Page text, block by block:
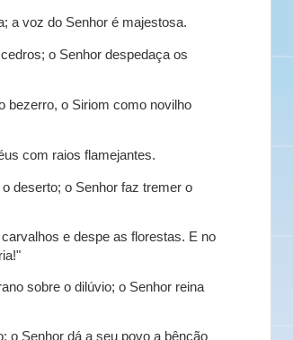
a voz do Senhor é majestosa.
o Senhor despedaça os
bezerro, o Siriom como novilho
com raios flamejantes.
deserto; o Senhor faz tremer o
e despe as florestas. E no
sobre o dilúvio; o Senhor reina
o Senhor dá a seu povo a bênção